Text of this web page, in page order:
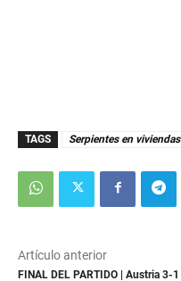
TAGS Serpientes en viviendas
Artículo anterior
FINAL DEL PARTIDO | Austria 3-1